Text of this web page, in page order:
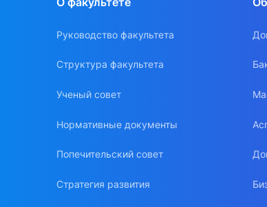
Руководство факультета
Структура факультета
Ученый совет
Нормативные документы
Попечительский совет
Стратегия развития